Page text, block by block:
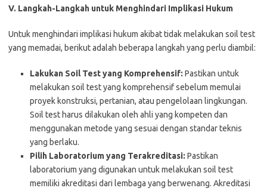
V. Langkah-Langkah untuk Menghindari Implikasi Hukum
Untuk menghindari implikasi hukum akibat tidak melakukan soil test
yang memadai, berikut adalah beberapa langkah yang perlu diambil:
Lakukan Soil Test yang Komprehensif: Pastikan untuk
melakukan soil test yang komprehensif sebelum memulai
proyek konstruksi, pertanian, atau pengelolaan lingkungan.
Soil test harus dilakukan oleh ahli yang kompeten dan
menggunakan metode yang sesuai dengan standar teknis
yang berlaku.
Pilih Laboratorium yang Terakreditasi: Pastikan
laboratorium yang digunakan untuk melakukan soil test
memiliki akreditasi dari lembaga yang berwenang. Akreditasi